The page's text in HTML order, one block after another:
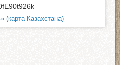
(карта Казахстана)